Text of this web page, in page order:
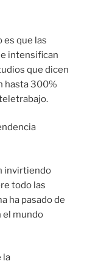
es que las
intensifican
que dicen
hasta 300%
invirtiendo
todo las
ha pasado de
el mundo
la